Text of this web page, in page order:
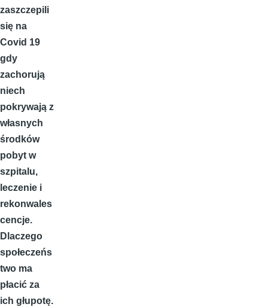
zaszczepili
się na
Covid 19
gdy
zachorują
niech
pokrywają z
własnych
środków
pobyt w
szpitalu,
leczenie i
rekonwales
cencje.
Dlaczego
społeczeńs
two ma
płacić za
ich głupotę.